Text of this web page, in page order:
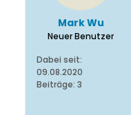
Mark Wu
Neuer Benutzer
Dabei seit:
09.08.2020
Beiträge: 3